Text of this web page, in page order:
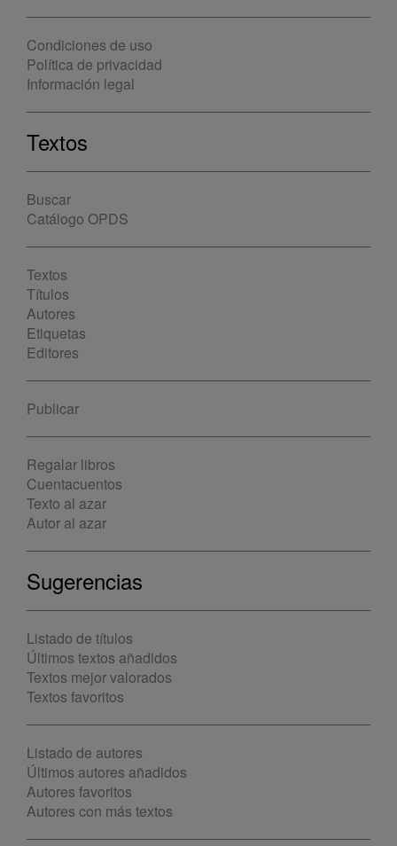
Condiciones de uso
Política de privacidad
Información legal
Textos
Buscar
Catálogo OPDS
Textos
Títulos
Autores
Etiquetas
Editores
Publicar
Regalar libros
Cuentacuentos
Texto al azar
Autor al azar
Sugerencias
Listado de títulos
Últimos textos añadidos
Textos mejor valorados
Textos favoritos
Listado de autores
Últimos autores añadidos
Autores favoritos
Autores con más textos